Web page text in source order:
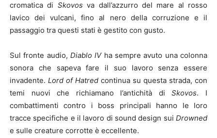
cromatica di Skovos va dall’azzurro del mare al rosso
lavico dei vulcani, fino al nero della corruzione e il
passaggio tra questi stati è gestito con gusto.
Sul fronte audio, Diablo IVha sempre avuto una colonna
sonora che sapeva fare il suo lavoro senza essere
invadente. Lord of Hatred continua su questa strada, con
temi nuovi che richiamano l’antichità diSkovos. I
combattimenti contro i boss principali hanno le loro
tracce specifiche e il lavoro di sound design sui Drowned
e sulle creature corrotte è eccellente.